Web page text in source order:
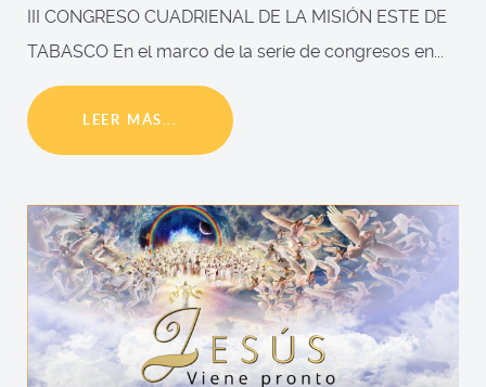
III CONGRESO CUADRIENAL DE LA MISIÓN ESTE DE
TABASCO En el marco de la serie de congresos en...
LEER MÁS...